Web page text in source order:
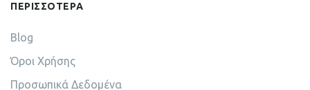
ΠΕΡΙΣΣΟΤΕΡΑ
Blog
Όροι Χρήσης
Προσωπικά Δεδομένα